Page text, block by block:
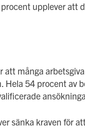
upplever att
många
54 procent av
sänka kraven för